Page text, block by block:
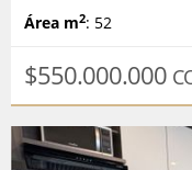
Área m2: 52
$550.000.000